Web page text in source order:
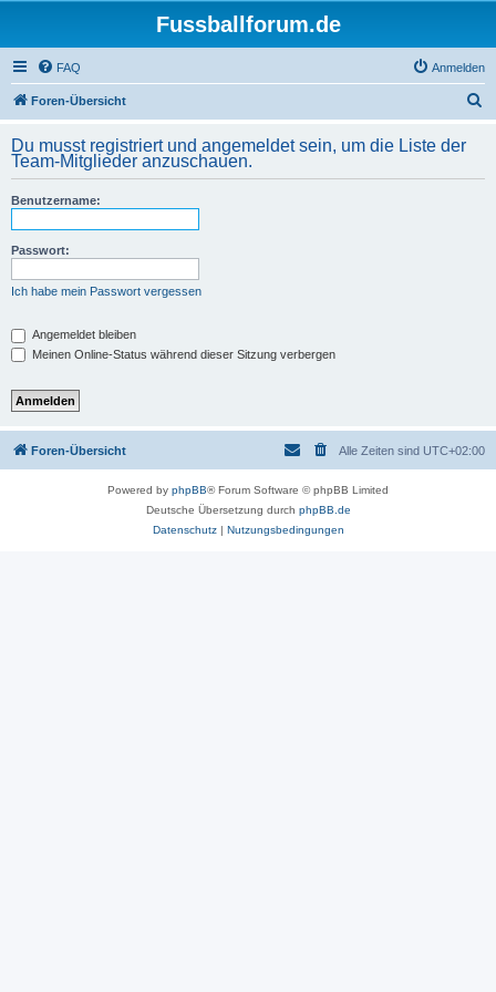
Fussballforum.de
FAQ Anmelden
Foren-Übersicht
h
Du musst registriert und angemeldet sein, um die Liste der
Team-Mitglieder anzuschauen.
Benutzername:
Passwort:
Ich habe mein Passwort vergessen
Angemeldet bleiben
Meinen Online-Status während dieser Sitzung verbergen
Foren-Übersicht Alle Zeiten sind UTC+02:00
Powered by phpBB® Forum Software © phpBB Limited
Deutsche Übersetzung durch phpBB.de
Datenschutz| Nutzungsbedingungen